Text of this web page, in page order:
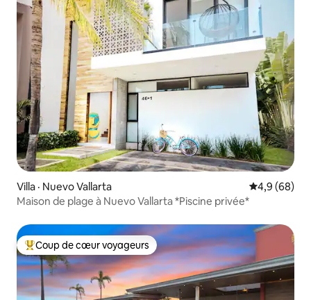
Villa · Nuevo Vallarta Note
4,9 (68)
Maison de plage à Nuevo Vallarta *Piscine privée*
Coup de cœur voyageurs parmi les plus aimés
Coup de cœur voyageurs